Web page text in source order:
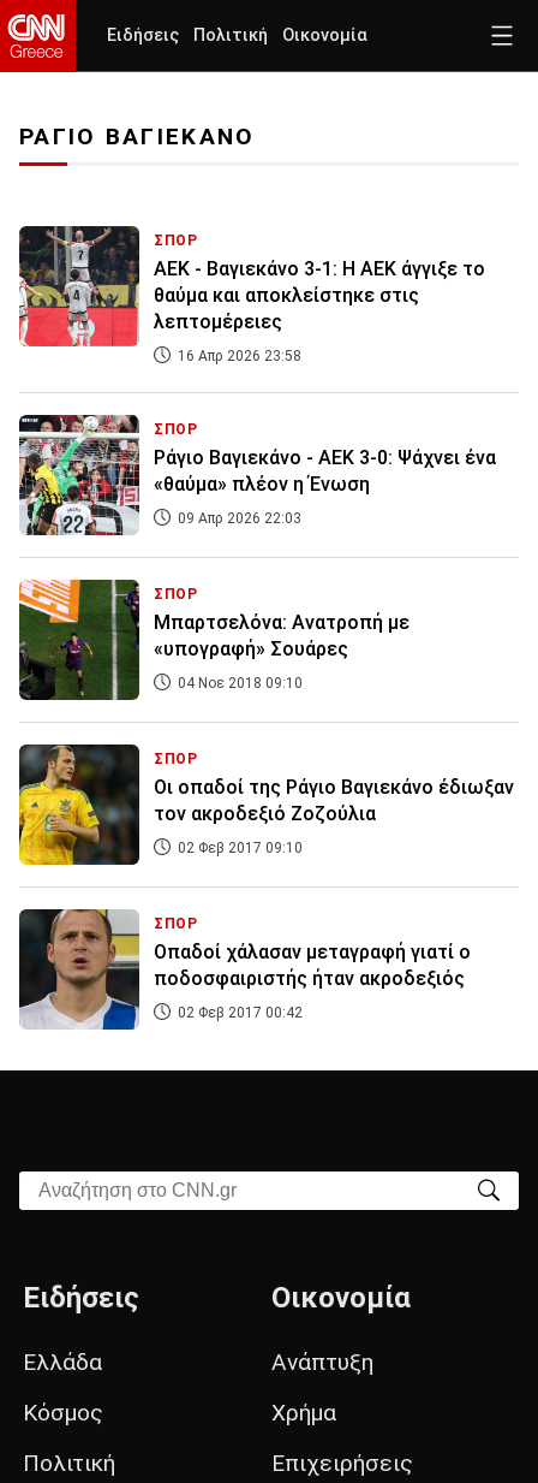
Ειδήσεις Πολιτική Οικονομία
ΡΑΓΙΟ ΒΑΓΙΕΚΑΝΟ
ΣΠΟΡ
ΑΕΚ - Βαγιεκάνο 3-1: Η ΑΕΚ άγγιξε το
θαύμα και αποκλείστηκε στις
λεπτομέρειες
16 Απρ 2026 23:58
ΣΠΟΡ
Ράγιο Βαγιεκάνο - ΑΕΚ 3-0: Ψάχνει ένα
«θαύμα» πλέον η Ένωση
09 Απρ 2026 22:03
ΣΠΟΡ
Μπαρτσελόνα: Ανατροπή με
«υπογραφή» Σουάρες
04 Νοε 2018 09:10
ΣΠΟΡ
Οι οπαδοί της Ράγιο Βαγιεκάνο έδιωξαν
τον ακροδεξιό Ζοζούλια
02 Φεβ 2017 09:10
ΣΠΟΡ
Οπαδοί χάλασαν μεταγραφή γιατί ο
ποδοσφαιριστής ήταν ακροδεξιός
02 Φεβ 2017 00:42
Αναζήτηση στο CNN.gr
Ειδήσεις
Ελλάδα
Κόσμος
Πολιτική
Οικονομία
Ανάπτυξη
Χρήμα
Επιχειρήσεις